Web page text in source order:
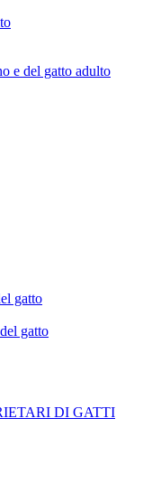
e del gatto adulto
gatto
gatto
DI GATTI